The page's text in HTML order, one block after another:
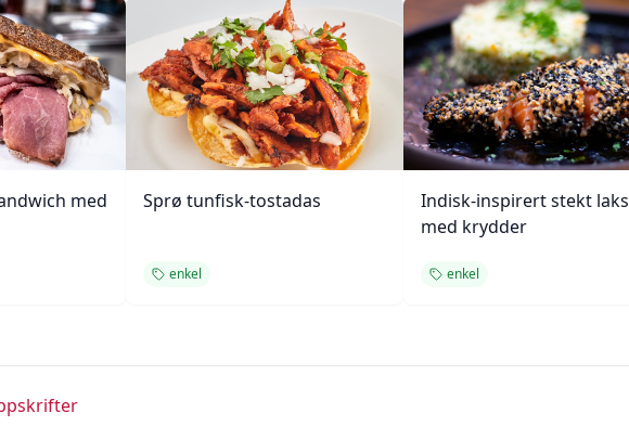
med
Sprø tunfisk-tostadas
enkel
Indisk-inspirert stekt laks
med krydder
enkel